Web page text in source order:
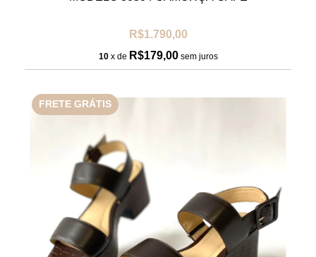
R$1.790,00
10 x de R$179,00 sem juros
FRETE GRÁTIS